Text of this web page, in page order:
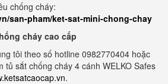
chống cháy:
san-pham/ket-sat-mini-chong-chay
cháy cao cấp
tôi theo số hotline 0982770404 hoặc
tủ sắt chống cháy 4 cánh WELKO Safes
.